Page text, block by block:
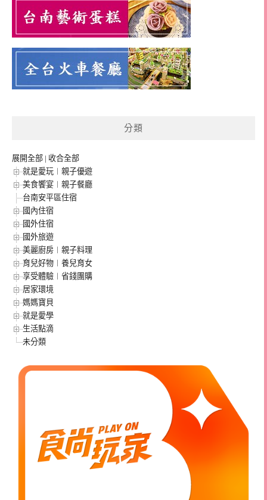
分類
展開全部 | 收合全部
就是愛玩︱親子優遊
美食饗宴︱親子餐廳
台南安平區住宿
國內住宿
國外住宿
國外旅遊
美麗廚房︱親子料理
育兒好物︱養兒育女
享受體驗︱省錢團購
居家環境
媽媽寶貝
就是愛學
生活點滴
未分類